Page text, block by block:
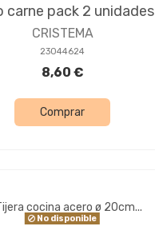
carne pack 2
CRISTEMA
23044624
8,60 €
Comprar
No disponible